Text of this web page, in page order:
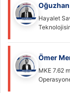
Hayalet
Ömer
MKE 7.62